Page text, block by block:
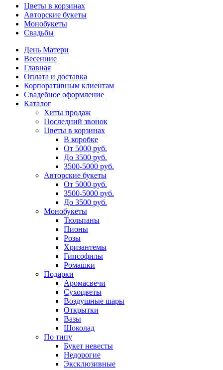
Цветы в корзинах
Авторские букеты
Монобукеты
Свадьбы
День Матери
Весенние
Главная
Оплата и доставка
Корпоративным клиентам
Свадебное оформление
Каталог
Хиты продаж
Последний звонок
Цветы в корзинах
В коробке
От 5000 руб.
До 3500 руб.
3500-5000 руб.
Авторские букеты
От 5000 руб.
3500-5000 руб.
До 3500 руб.
Монобукеты
Тюльпаны
Пионы
Розы
Хризантемы
Гипсофилы
Ромашки
Подарки
Аромасвечи
Сухоцветы
Воздушные шары
Открытки
Вазы
Шоколад
По типу
Букет невесты
Недорогие
Эксклюзивные